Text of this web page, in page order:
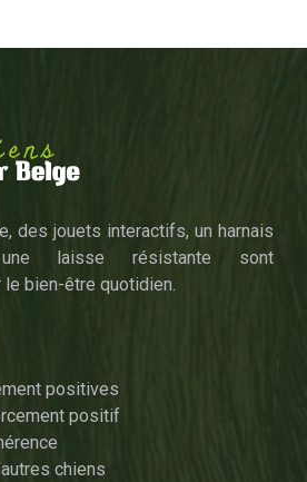
des jouets interactifs, un harnais
laisse résistante sont
bien-être quotidien.
positives
positif
chiens